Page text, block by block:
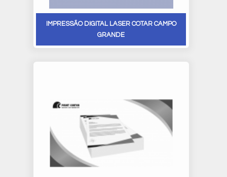
IMPRESSÃO DIGITAL LASER COTAR CAMPO
GRANDE